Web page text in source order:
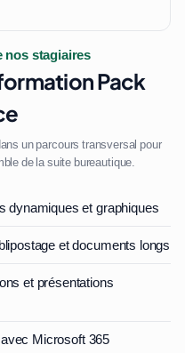
nos stagiaires
Pack
un parcours transversal pour
de la suite bureautique.
dynamiques et graphiques
et documents longs
et présentations
Microsoft 365